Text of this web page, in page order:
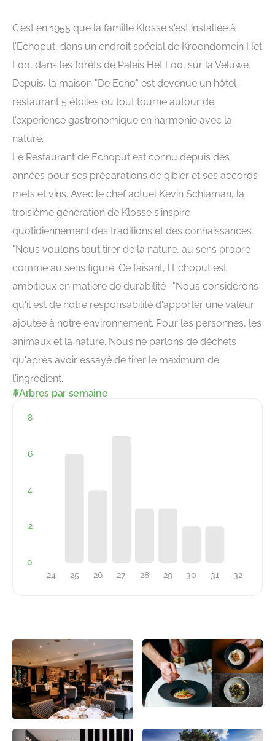
C'est en 1955 que la famille Klosse s'est installée à
l'Echoput, dans un endroit spécial de Kroondomein Het
Loo, dans les forêts de Paleis Het Loo, sur la Veluwe.
Depuis, la maison "De Echo" est devenue un hôtel-
restaurant 5 étoiles où tout tourne autour de
l'expérience gastronomique en harmonie avec la
nature.
Le Restaurant de Echoput est connu depuis des
années pour ses préparations de gibier et ses accords
mets et vins. Avec le chef actuel Kevin Schlaman, la
troisième génération de Klosse s'inspire
quotidiennement des traditions et des connaissances :
"Nous voulons tout tirer de la nature, au sens propre
comme au sens figuré. Ce faisant, l'Echoput est
ambitieux en matière de durabilité : "Nous considérons
qu'il est de notre responsabilité d'apporter une valeur
ajoutée à notre environnement. Pour les personnes, les
animaux et la nature. Nous ne parlons de déchets
qu'après avoir essayé de tirer le maximum de
l'ingrédient.
Arbres par semaine